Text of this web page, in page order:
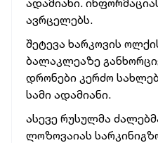
ადამიანი.
ავრცელებს.
შეტევა ხარკოვის
ბალაკლეაზე
დრონები კერძო
სამი ადამიანი.
ასევე რუსულმა
ლოზოვაიას